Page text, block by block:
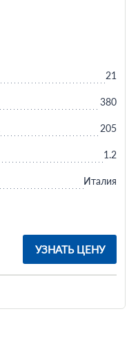
УЗНАТЬ ЦЕНУ
21
380
205
1.2
Италия